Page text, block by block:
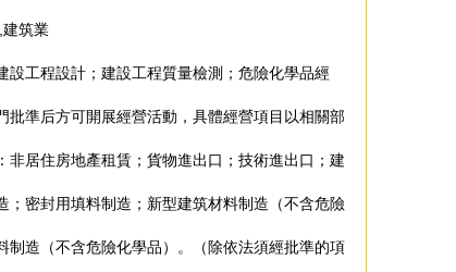
筑業
設工程設計；建設工程質量檢測；危險化學品經
批準后方可開展經營活動，具體經營項目以相關部
非居住房地產租賃；貨物進出口；技術進出口；建
；密封用填料制造；新型建筑材料制造（不含危險
制造（不含危險化學品）。（除依法須經批準的項